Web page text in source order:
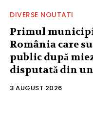
DIVERSE NOUTATI
Primul
România care
public după
disputată din
3 AUGUST 2026